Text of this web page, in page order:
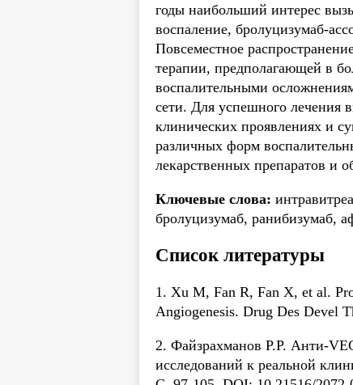
годы наибольший интерес
воспаление, бролуцизумаб-
Повсеместное
терапии, предполагающей в
воспалительными
сети. Для успешного лечения
клинических проявлениях и
различных форм
лекарственных препаратов и
Ключевые слова:
бролуцизумаб, ранибизумаб,
Список литературы
1. Xu M, Fan R, Fan X, et al.
Angiogenesis. Drug Des Devel
2. Файзрахманов Р.Р. Анти-
исследований к реальной